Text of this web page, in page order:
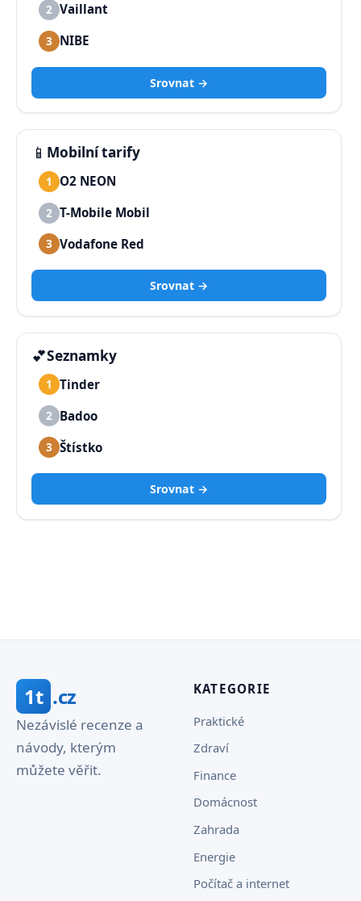
2 Vaillant
3 NIBE
Srovnat →
📱 Mobilní tarify
1 O2 NEON
2 T-Mobile Mobil
3 Vodafone Red
Srovnat →
💕Seznamky
1 Tinder
2 Badoo
3 Štístko
Srovnat →
1t .cz
Nezávislé recenze a
návody, kterým
můžete věřit.
KATEGORIE
Praktické
Zdraví
Finance
Domácnost
Zahrada
Energie
Počítač a internet